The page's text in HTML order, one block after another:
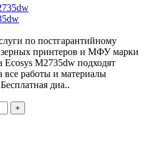
по постгарантийному
принтеров и МФУ марки
M2735dw подходят
работы и материалы
диа..
+